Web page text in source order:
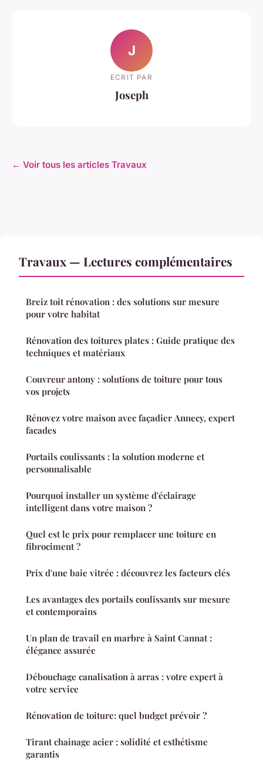
J
ECRIT PAR
Joseph
← Voir tous les articles Travaux
Travaux — Lectures complémentaires
Breiz toit rénovation : des solutions sur mesure
pour votre habitat
Rénovation des toitures plates : Guide pratique des
techniques et matériaux
Couvreur antony : solutions de toiture pour tous
vos projets
Rénovez votre maison avec façadier Annecy, expert
facades
Portails coulissants : la solution moderne et
personnalisable
Pourquoi installer un système d'éclairage
intelligent dans votre maison ?
Quel est le prix pour remplacer une toiture en
fibrociment ?
Prix d'une baie vitrée : découvrez les facteurs clés
Les avantages des portails coulissants sur mesure
et contemporains
Un plan de travail en marbre à Saint Cannat :
élégance assurée
Débouchage canalisation à arras : votre expert à
votre service
Rénovation de toiture: quel budget prévoir ?
Tirant chainage acier : solidité et esthétisme
garantis